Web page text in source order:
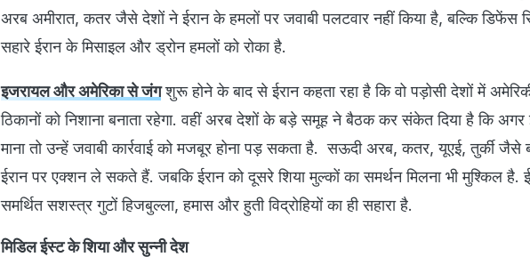
अरब अमीरात, कतर जैसे देशों ने ईरान के हमलों पर जवाबी पलटवार नहीं किया है, बल्कि डिफेंस
सहारे ईरान के मिसाइल और ड्रोन हमलों को रोका है.
इजरायल और अमेरिका से जंगशुरू होने के बाद से ईरान कहता रहा है कि वो पड़ोसी देशों में
ठिकानों को निशाना बनाता रहेगा. वहीं अरब देशों के बड़े समूह ने बैठक कर संकेत दिया है कि अगर
माना तो उन्हें जवाबी कार्रवाई को मजबूर होना पड़ सकता है. सऊदी अरब, कतर, यूएई, तुर्की
ईरान पर एक्शन ले सकते हैं. जबकि ईरान को दूसरे शिया मुल्कों का समर्थन मिलना भी मुश्किल है.
समर्थित सशस्त्र गुटों हिजबुल्ला, हमास और हुती विद्रोहियों का ही सहारा है.
मिडिल ईस्ट के शिया और सुन्नी देश